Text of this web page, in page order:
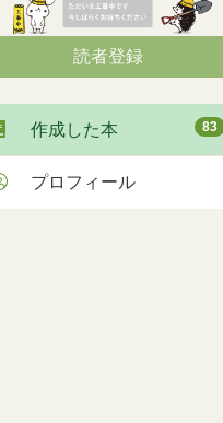
読者登録
作成した本 83
プロフィール